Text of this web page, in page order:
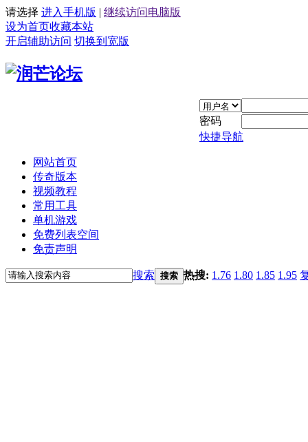
请选择 进入手机版 | 继续访问电脑版
设为首页收藏本站
开启辅助访问 切换到宽版
密码
快捷导航
网站首页
传奇版本
视频教程
常用工具
单机游戏
免费列表空间
免责声明
搜索 搜索 热搜: 1.76 1.80 1.85 1.95